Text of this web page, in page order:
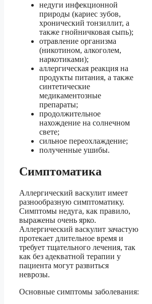
недуги инфекционной
природы (кариес зубов,
хронический тонзиллит, а
также гнойничковая сыпь);
отравление организма
(никотином, алкоголем,
наркотиками);
аллергическая реакция на
продукты питания, а также
синтетические
медикаментозные
препараты;
продолжительное
нахождение на солнечном
свете;
сильное переохлаждение;
полученные ушибы.
Симптоматика
Аллергический васкулит имеет
разнообразную симптоматику.
Симптомы недуга, как правило,
выражены очень ярко.
Аллергический васкулит зачастую
протекает длительное время и
требует тщательного лечения, так
как без адекватной терапии у
пациента могут развиться
неврозы.
Основные симптомы заболевания: